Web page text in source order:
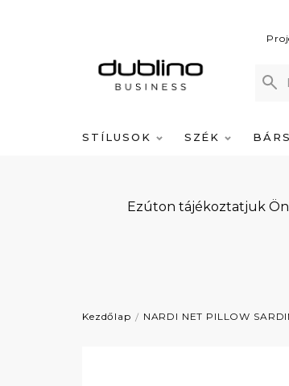
STÍLUSOK SZÉK
Ezúton tájékoztatjuk
Kezdőlap NARDI NET PILLOW